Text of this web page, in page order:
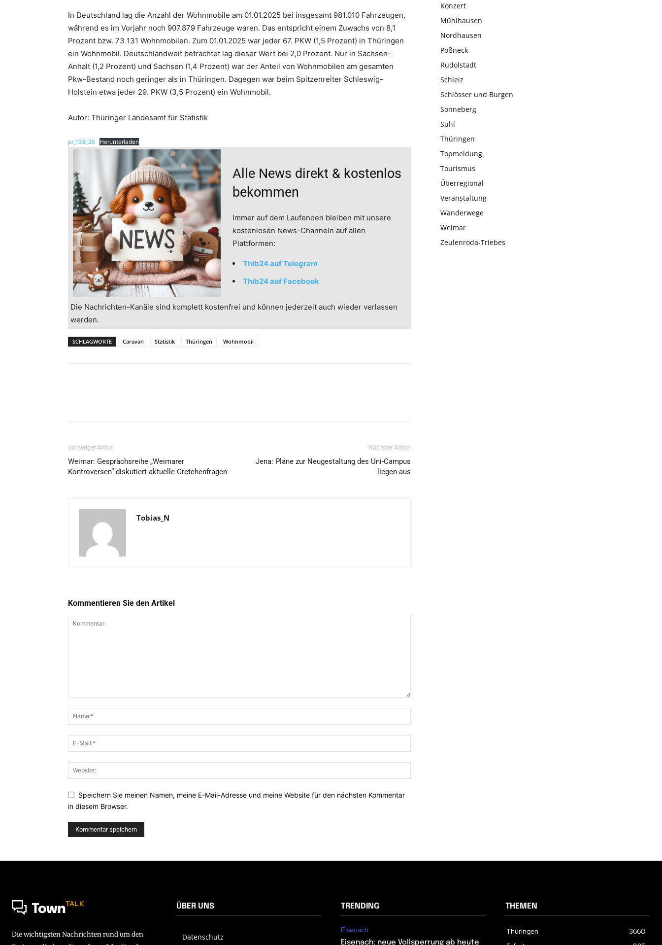
In Deutschland lag die Anzahl der Wohnmobile am 01.01.2025 bei insgesamt 981.010 Fahrzeugen,
während es im Vorjahr noch 907.879 Fahrzeuge waren. Das entspricht einem Zuwachs von 8,1
Prozent bzw. 73 131 Wohnmobilen. Zum 01.01.2025 war jeder 67. PKW (1,5 Prozent) in Thüringen
ein Wohnmobil. Deutschlandweit betrachtet lag dieser Wert bei 2,0 Prozent. Nur in Sachsen-
Anhalt (1,2 Prozent) und Sachsen (1,4 Prozent) war der Anteil von Wohnmobilen am gesamten
Pkw-Bestand noch geringer als in Thüringen. Dagegen war beim Spitzenreiter Schleswig-
Holstein etwa jeder 29. PKW (3,5 Prozent) ein Wohnmobil.
Autor: Thüringer Landesamt für Statistik
pr_138_25 Herunterladen
Alle News direkt & kostenlos
bekommen
Immer auf dem Laufenden bleiben mit unsere
kostenlosen News-Channeln auf allen
Plattformen:
Thib24 auf Telegram
Thib24 auf Facebook
Die Nachrichten-Kanäle sind komplett kostenfrei und können jederzeit auch wieder verlassen
werden.
SCHLAGWORTE Caravan Statistik Thüringen Wohnmobil
Vorheriger Artikel
Weimar: Gesprächsreihe „Weimarer
Kontroversen“ diskutiert aktuelle Gretchenfragen
Nächster Artikel
Jena: Pläne zur Neugestaltung des Uni-Campus
liegen aus
Tobias_N
Kommentieren Sie den Artikel
Speichern Sie meinen Namen, meine E-Mail-Adresse und meine Website für den nächsten Kommentar
in diesem Browser.
Konzert
Mühlhausen
Nordhausen
Pößneck
Rudolstadt
Schleiz
Schlösser und Burgen
Sonneberg
Suhl
Thüringen
Topmeldung
Tourismus
Überregional
Veranstaltung
Wanderwege
Weimar
Zeulenroda-Triebes
TownTALK
Die wichtigsten Nachrichten rund um den
ÜBER UNS
Datenschutz
TRENDING
Eisenach
Eisenach: neue Vollsperrung ab heute
THEMEN
Thüringen
3660